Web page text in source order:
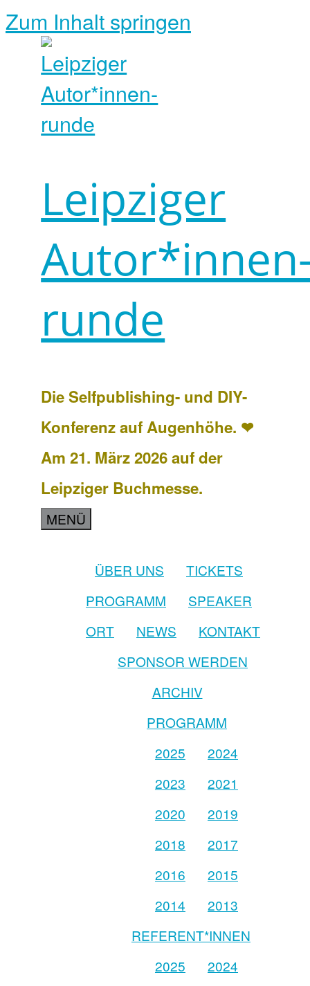
Zum Inhalt springen
Leipziger
runde
Die Selfpublishing- und DIY-
Konferenz auf Augenhöhe. ❤
Am 21. März 2026 auf der
Leipziger Buchmesse.
MENÜ
ÜBER UNS
TICKETS
PROGRAMM
SPEAKER
ORT
NEWS
KONTAKT
SPONSOR WERDEN
ARCHIV
PROGRAMM
2025
2024
2023
2021
2020
2019
2018
2017
2016
2015
2014
2013
REFERENT*INNEN
2025
2024